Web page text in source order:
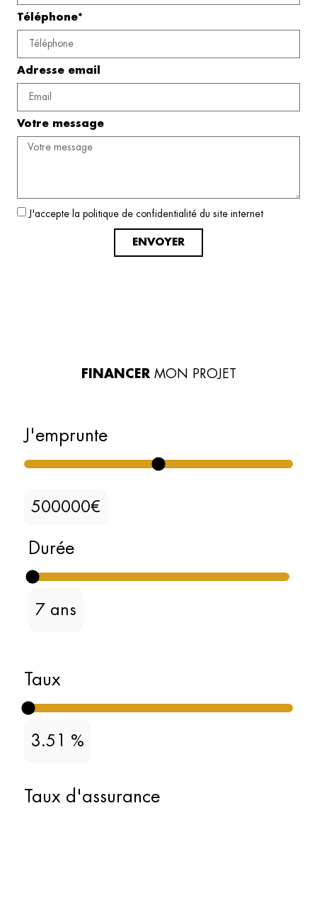
Téléphone*
Adresse email
Votre message
J'accepte la politique de confidentialité du site internet
ENVOYER
FINANCER MON PROJET
J'emprunte
€
Durée
7 ans
Taux
3.51 %
Taux d'assurance